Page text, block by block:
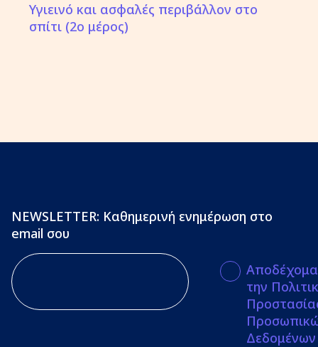
Υγιεινό και ασφαλές περιβάλλον στο
σπίτι (2ο μέρος)
NEWSLETTER: Καθημερινή ενημέρωση στο
email σου
την
Δεδομένων